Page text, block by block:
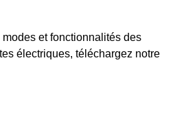
et fonctionnalités des
électriques, téléchargez notre